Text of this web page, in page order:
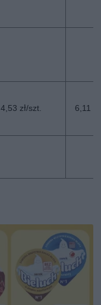
4,53 zł/szt. 6,11